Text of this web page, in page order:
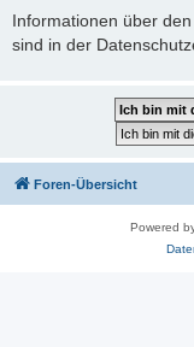
Informationen über
sind in der
Foren-Übersicht
Powered